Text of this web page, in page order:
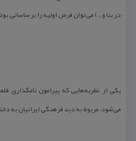
در بنا و…) می‌توان فرض اولیه را بر ساسانی
یكی از نظریه‌هایی كه پیرامون نامگذاری
می‌شود، مربوط به دید فرهنگی ایرانیان به